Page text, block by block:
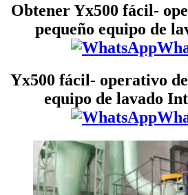
Obtener Yx500 fácil-
pequeño equipo de
Yx500 fácil- operativo
equipo de lavado